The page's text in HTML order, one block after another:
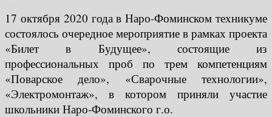
17 октября 2020 года в Наро-Фоминском техникуме
состоялось очередное мероприятие в рамках проекта
«Билет в Будущее», состоящие из
профессиональных проб по трем компетенциям
«Поварское дело», «Сварочные технологии»,
«Электромонтаж», в котором приняли участие
школьники Наро-Фоминского г.о.